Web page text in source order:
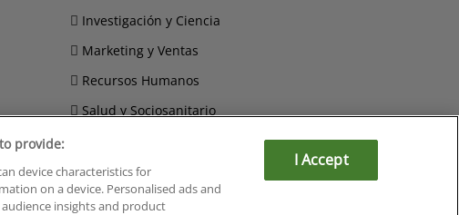
Investigación y Ciencia
Marketing y Ventas
Recursos Humanos
Salud y Sociosanitario
provide:
device characteristics for
on a device. Personalised ads and
insights and product
I Accept